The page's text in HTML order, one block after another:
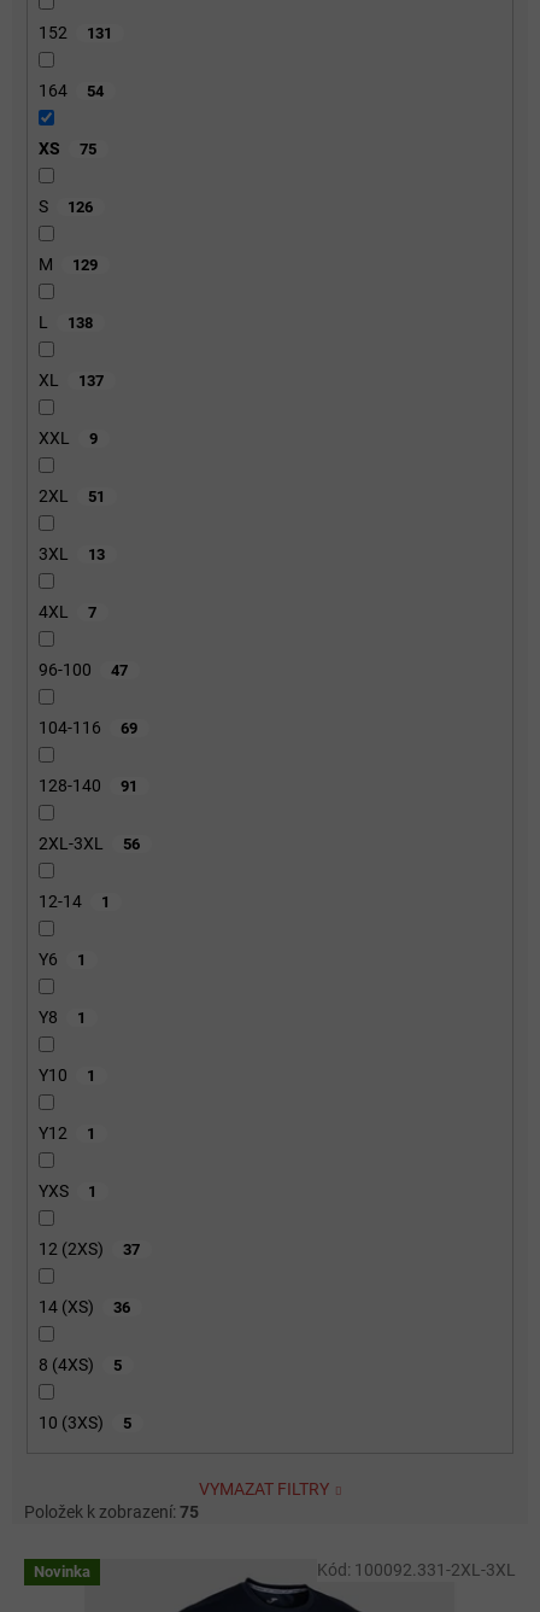
152 131
164 54
XS 75
S 126
M 129
L 138
XL 137
XXL 9
2XL 51
3XL 13
4XL 7
96-100 47
104-116 69
128-140 91
2XL-3XL 56
12-14 1
Y6 1
Y8 1
Y10 1
Y12 1
YXS 1
12 (2XS) 37
14 (XS) 36
8 (4XS) 5
10 (3XS) 5
VYMAZAT FILTRY
Položek k zobrazení: 75
V Novinka Kód: 100092.331-2XL-3XL